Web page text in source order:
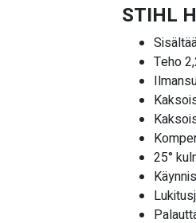
STIHL
Teho
25°